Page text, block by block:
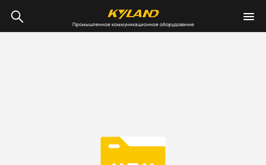
Промышленное коммуникационное оборудование